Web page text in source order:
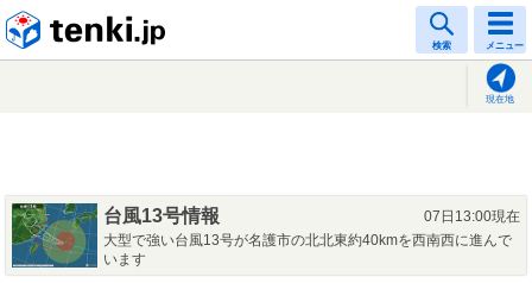
検索 メニュー
現在地
台風13号情報
07日13:00現在
大型で強い台風13号が名護市の北北東約40kmを西南西に進んで
います